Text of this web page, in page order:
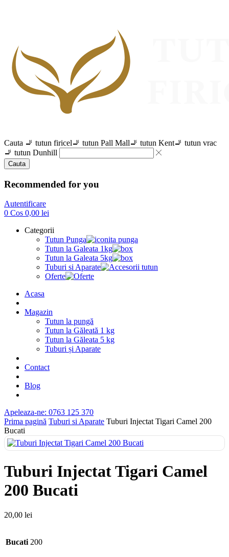
Cauta 🚬 tutun firicel🚬 tutun Pall Mall🚬 tutun Kent🚬 tutun vrac
🚬 tutun Dunhill
Cauta
Recommended for you
Autentificare
0 Cos 0,00 lei
Categorii
Tutun Punga
Tutun la Galeata 1kg
Tutun la Galeata 5kg
Tuburi si Aparate
Oferte
Acasa
Magazin
Tutun la pungă
Tutun la Găleată 1 kg
Tutun la Găleata 5 kg
Tuburi și Aparate
Contact
Blog
Apeleaza-ne: 0763 125 370
Prima pagină Tuburi si Aparate Tuburi Injectat Tigari Camel 200
Bucati
Tuburi Injectat Tigari Camel
200 Bucati
20,00 lei
Bucati 200